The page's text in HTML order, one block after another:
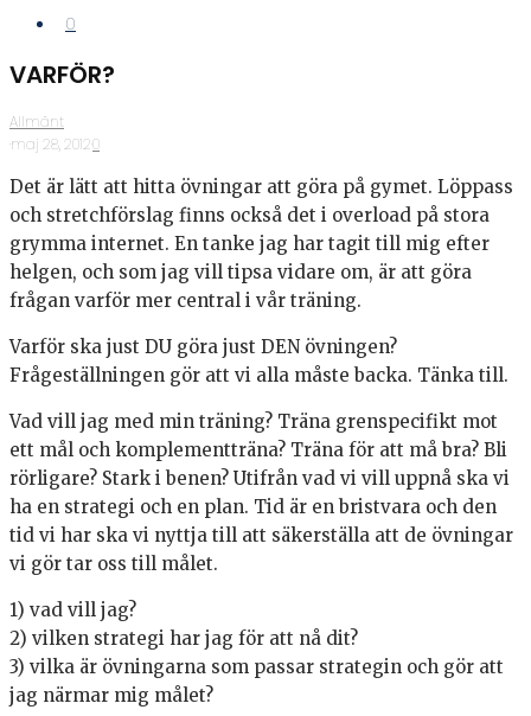
0
VARFÖR?
Allmänt
·maj 28, 2012·0
Det är lätt att hitta övningar att göra på gymet. Löppass
och stretchförslag finns också det i overload på stora
grymma internet. En tanke jag har tagit till mig efter
helgen, och som jag vill tipsa vidare om, är att göra
frågan varför mer central i vår träning.
Varför ska just DU göra just DEN övningen?
Frågeställningen gör att vi alla måste backa. Tänka till.
Vad vill jag med min träning? Träna grenspecifikt mot
ett mål och komplementträna? Träna för att må bra? Bli
rörligare? Stark i benen? Utifrån vad vi vill uppnå ska vi
ha en strategi och en plan. Tid är en bristvara och den
tid vi har ska vi nyttja till att säkerställa att de övningar
vi gör tar oss till målet.
1) vad vill jag?
2) vilken strategi har jag för att nå dit?
3) vilka är övningarna som passar strategin och gör att
jag närmar mig målet?